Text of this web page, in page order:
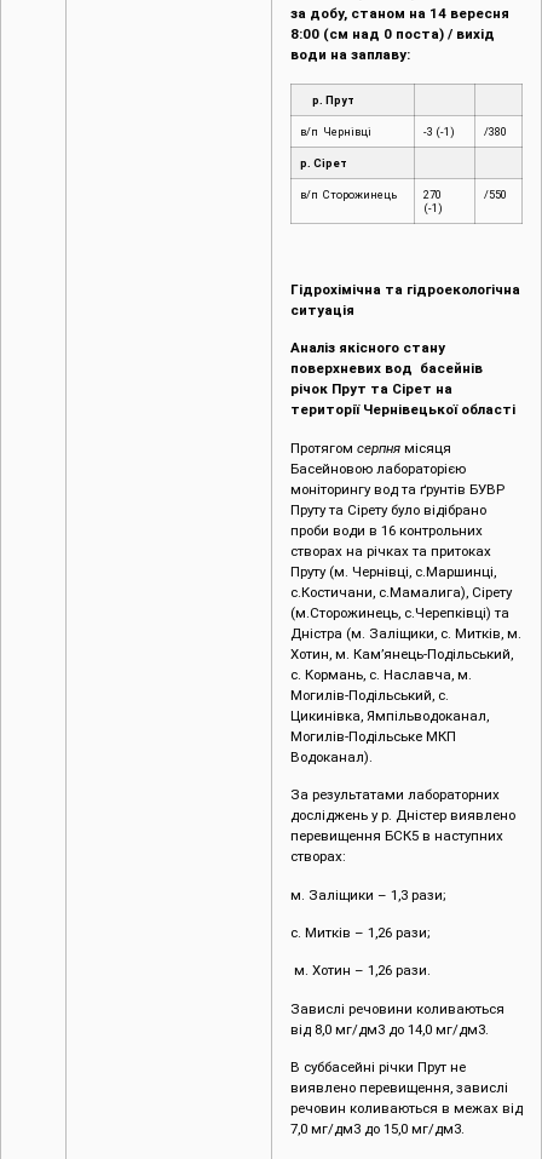
8:00 (см над 0 поста) / вихід
води на заплаву:
в/п Чернівці
р. Сірет
в/п Сторожинець
(-1)
ситуація
поверхневих вод басейнів
річок Прут та Сірет на
території Чернівецької області
Басейновою лабораторією
моніторингу вод та ґрунтів БУВР
Пруту та Сірету було відібрано
проби води в 16 контрольних
створах на річках та притоках
Пруту (м. Чернівці, c.Маршинці,
с.Костичани, с.Мамалига), Сірету
(м.Сторожинець, с.Черепківці) та
Дністра (м. Заліщики, с. Митків, м.
Хотин, м. Кам’янець-Подільський,
с. Кормань, с. Наславча, м.
Могилів-Подільський, с.
Цикинівка, Ямпільводоканал,
Могилів-Подільське МКП
Водоканал).
За результатами лабораторних
досліджень у р. Дністер виявлено
перевищення БСК5 в наступних
створах:
с. Митків – 1,26 рази;
від 8,0 мг/дм3 до 14,0 мг/дм3.
виявлено перевищення, завислі
речовин коливаються в межах від
7,0 мг/дм3 до 15,0 мг/дм3.